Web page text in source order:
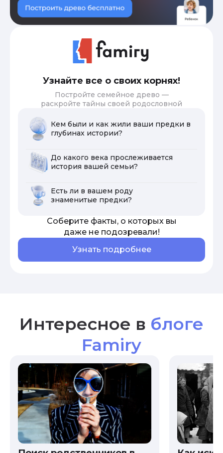
Узнайте все о своих корнях!
Постройте семейное древо —
раскройте тайны своей родословной
Кем были и как жили ваши предки в
глубинах истории?
До какого века прослеживается
история вашей семьи?
Есть ли в вашем роду
знаменитые предки?
Соберите факты, о которых вы
даже не подозревали!
Узнать подробнее
Интересное в блоге
Famiry